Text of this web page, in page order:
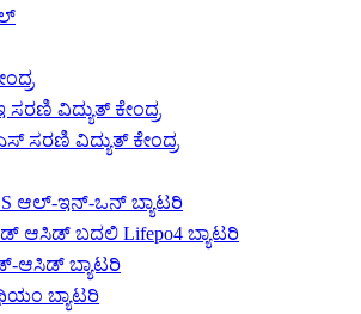
ಸರಣಿ ವಿದ್ಯುತ್ ಕೇಂದ್ರ
ಸರಣಿ ವಿದ್ಯುತ್ ಕೇಂದ್ರ
ಆಲ್-ಇನ್-ಒನ್ ಬ್ಯಾಟರಿ
ಆಸಿಡ್ ಬದಲಿ Lifepo4 ಬ್ಯಾಟರಿ
ಆಸಿಡ್ ಬ್ಯಾಟರಿ
ಬ್ಯಾಟರಿ